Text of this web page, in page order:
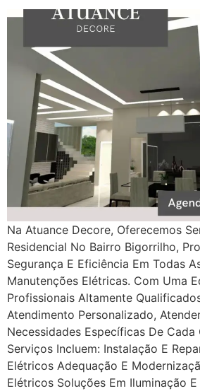
Na Atuance Decore, Oferecemos
Residencial No Bairro Bigorrilho,
Segurança E Eficiência Em Todas
Manutenções Elétricas. Com Uma
Profissionais Altamente
Atendimento Personalizado,
Necessidades Específicas De Cada
Serviços Incluem: Instalação E
Elétricos Adequação E
Elétricos Soluções Em Iluminação